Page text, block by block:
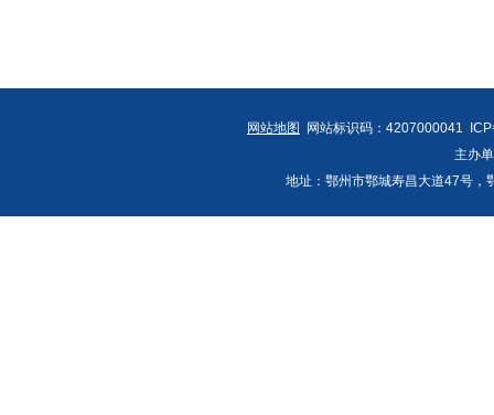
网站地图
网站标识码：4207000041
主办
地址：鄂州市鄂城寿昌大道47号